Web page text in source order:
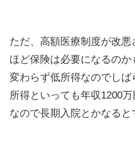
ただ、高額医療制度が改
ほど保険は必要になるの
変わらず低所得なのでし
所得といっても年収1200
なので長期入院とかなると